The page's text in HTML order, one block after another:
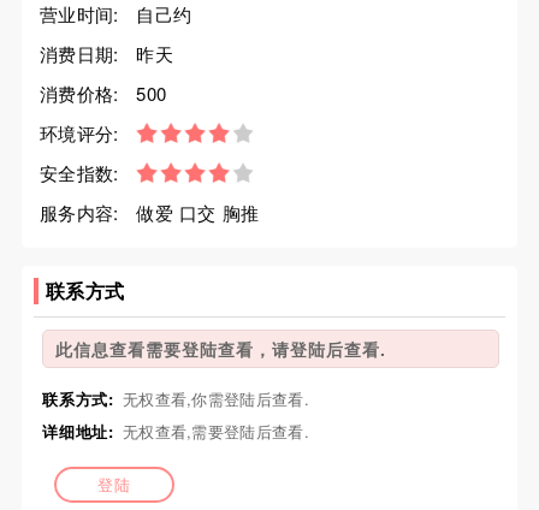
营业时间:
自己约
消费日期:
昨天
消费价格:
500
环境评分:
安全指数:
服务内容:
做爱 口交 胸推
联系方式
此信息查看需要登陆查看，请登陆后查看.
联系方式: 无权查看,你需登陆后查看.
详细地址: 无权查看,需要登陆后查看.
登陆